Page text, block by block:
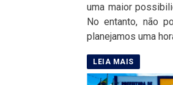
uma maior
No entanto, não
planejamos uma